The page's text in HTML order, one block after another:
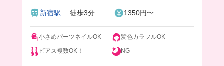
かない付き！
新宿駅 徒歩3分 1350円〜
小さめパーツネイルOK
髪色カラフルOK
ピアス複数OK！
NG